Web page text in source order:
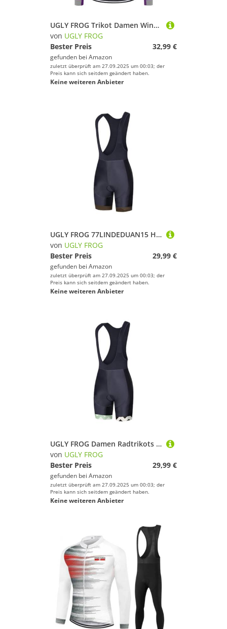
UGLY FROG Trikot Damen Winter Fleece 20D Gel Thermo Radsport Laufen Akzentuiert Taille Lange Fahrradbekleidung Outdoor-Mountainbiken 77DERONGSGNV02
von UGLY FROG
Bester Preis
32,99 €
gefunden bei Amazon
zuletzt überprüft am 27.09.2025 um 00:03; der
Preis kann sich seitdem geändert haben.
Keine weiteren Anbieter
UGLY FROG 77LINDEDUAN15 Herren Fahrradbekleidung Kurzarm MTB Radsportanzüge Radhose Radtrikots mit 3D-Gel-gepolsterten Shorts 2025
von UGLY FROG
Bester Preis
29,99 €
gefunden bei Amazon
zuletzt überprüft am 27.09.2025 um 00:03; der
Preis kann sich seitdem geändert haben.
Keine weiteren Anbieter
UGLY FROG Damen Radtrikots und mountainbik Trikot Trägerhose mit gepolstertem Radset Radbekleidung 2025 77LINDEDUANNV11
von UGLY FROG
Bester Preis
29,99 €
gefunden bei Amazon
zuletzt überprüft am 27.09.2025 um 00:03; der
Preis kann sich seitdem geändert haben.
Keine weiteren Anbieter